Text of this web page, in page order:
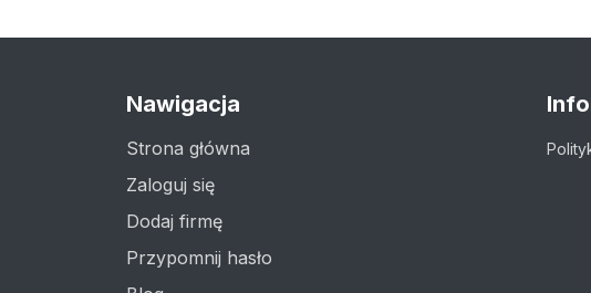
Nawigacja
Strona główna
Zaloguj się
Dodaj firmę
Przypomnij hasło